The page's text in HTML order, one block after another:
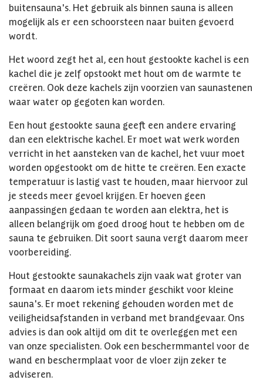
buitensauna's. Het gebruik als binnen sauna is alleen
mogelijk als er een schoorsteen naar buiten gevoerd
wordt.
Het woord zegt het al, een hout gestookte kachel is een
kachel die je zelf opstookt met hout om de warmte te
creëren. Ook deze kachels zijn voorzien van saunastenen
waar water op gegoten kan worden.
Een hout gestookte sauna geeft een andere ervaring
dan een elektrische kachel. Er moet wat werk worden
verricht in het aansteken van de kachel, het vuur moet
worden opgestookt om de hitte te creëren. Een exacte
temperatuur is lastig vast te houden, maar hiervoor zul
je steeds meer gevoel krijgen. Er hoeven geen
aanpassingen gedaan te worden aan elektra, het is
alleen belangrijk om goed droog hout te hebben om de
sauna te gebruiken. Dit soort sauna vergt daarom meer
voorbereiding.
Hout gestookte saunakachels zijn vaak wat groter van
formaat en daarom iets minder geschikt voor kleine
sauna's. Er moet rekening gehouden worden met de
veiligheidsafstanden in verband met brandgevaar. Ons
advies is dan ook altijd om dit te overleggen met een
van onze specialisten. Ook een beschermmantel voor de
wand en beschermplaat voor de vloer zijn zeker te
adviseren.